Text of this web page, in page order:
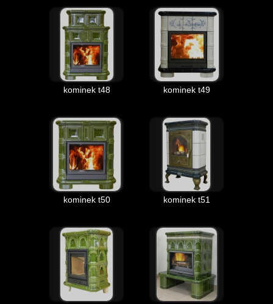
kominek t48 kominek t49
kominek t50 kominek t51